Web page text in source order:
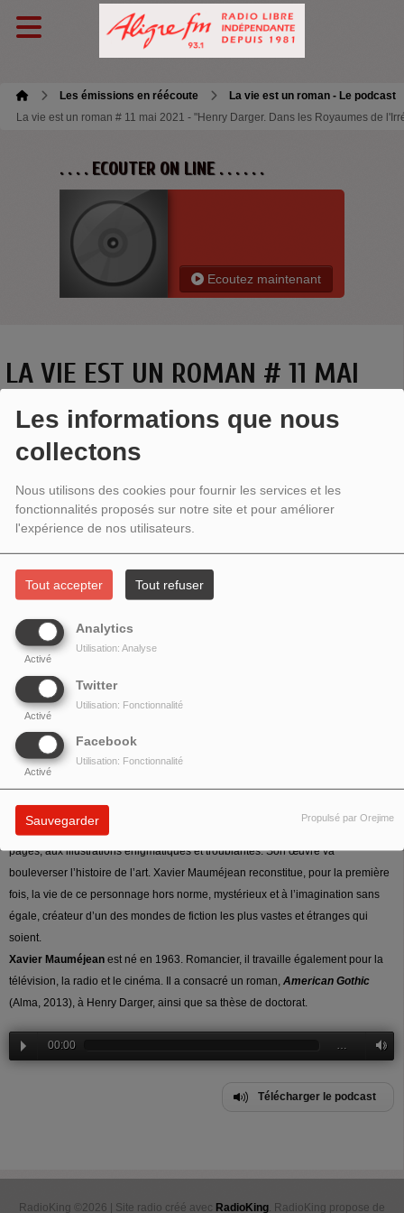
Les informations que nous
collectons
Nous utilisons des cookies pour fournir les services et les
fonctionnalités proposés sur notre site et pour améliorer
l'expérience de nos utilisateurs.
Tout accepter Tout refuser
Analytics
Activé
Utilisation: Analyse
Twitter
Activé
Utilisation: Fonctionnalité
Facebook
Activé
Utilisation: Fonctionnalité
Sauvegarder Propulsé par Orejime
Les émissions en réécoute
La vie est un roman - Le podcast
La vie est un roman # 11 mai 2021 - "Henry Darger. Dans les Royaumes de
. . . . ECOUTER ON LINE . . . . . .
Ecoutez maintenant
LA VIE EST UN ROMAN # 11 MAI
2021 - "HENRY DARGER. DANS LES
ROYAUMES DE L'IRRÉEL" DE XAVIER
MAUMÉJEAN.
Henry Darger deXavier Mauméjean
Henry Darger naît en 1892 dans un quartier pauvre de Chicago. Il y meurt en
1973, après avoir mené une vie discrète, lourde de nombreux secrets. En
vidant son appartement, on découvre ses romans comptant des milliers de
pages, aux illustrations énigmatiques et troublantes. Son œuvre va
bouleverser l’histoire de l’art. Xavier Mauméjean reconstitue, pour la première
fois, la vie de ce personnage hors norme, mystérieux et à l’imagination sans
égale, créateur d’un des mondes de fiction les plus vastes et étranges qui
soient.
Xavier Mauméjean est né en 1963. Romancier, il travaille également pour la
télévision, la radio et le cinéma. Il a consacré un roman, American Gothic
(Alma, 2013), à Henry Darger, ainsi que sa thèse de doctorat.
00:00
Télécharger le podcast
RadioKing ©2026 | Site radio créé avec RadioKing . RadioKing propose de